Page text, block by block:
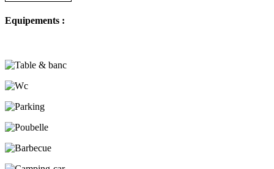
Equipements :